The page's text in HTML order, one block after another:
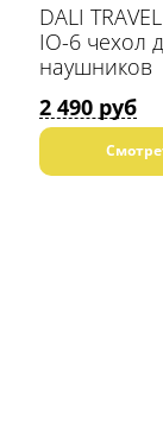
DALI
IO-6 чехол
наушников
2 490 руб